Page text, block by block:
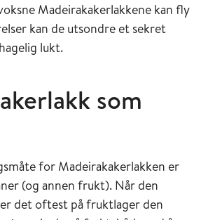
Madeirakakerlakkene kan fly
kan de utsondre et sekret
lukt.
som
for Madeirakakerlakken er
(og annen frukt). Når den
det oftest på fruktlager den